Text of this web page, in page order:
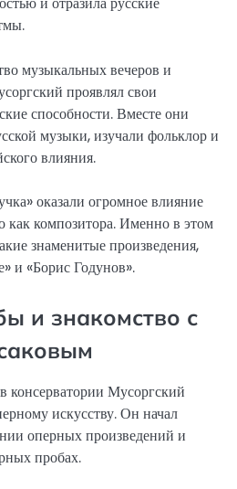
музыкальных вечеров и
проявлял свои
способности. Вместе они
музыки, изучали фольклор и
влияния.
оказали огромное влияние
как композитора. Именно в этом
знаменитые произведения,
и «Борис Годунов».
и знакомство с
консерватории Мусоргский
искусству. Он начал
оперных произведений и
пробах.